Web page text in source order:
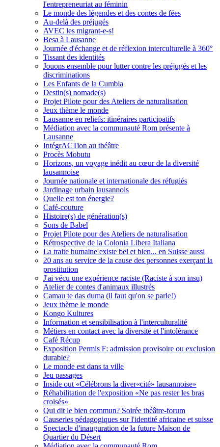
l'entrepreneuriat au féminin
Le monde des légendes et des contes de fées
Au-delà des préjugés
AVEC les migrant-e-s!
Besa à Lausanne
Journée d'échange et de réflexion interculturelle à 360°
Tissant des identités
Jouons ensemble pour lutter contre les préjugés et les
discriminations
Les Enfants de la Cumbia
Destin(s) nomade(s)
Projet Pilote pour des Ateliers de naturalisation
Jeux thème le monde
Lausanne en reliefs: itinéraires participatifs
Médiation avec la communauté Rom présente à
Lausanne
IntégrACTion au théâtre
Procès Mobutu
Horizons, un voyage inédit au cœur de la diversité
lausannoise
Journée nationale et internationale des réfugiés
Jardinage urbain lausannois
Quelle est ton énergie?
Café-couture
Histoire(s) de génération(s)
Sons de Babel
Projet Pilote pour des Ateliers de naturalisation
Rétrospective de la Colonia Libera Italiana
La traite humaine existe bel et bien... en Suisse aussi
20 ans au service de la cause des personnes exerçant la
prostitution
J'ai vécu une expérience raciste (Raciste à son insu)
Atelier de contes d'animaux illustrés
Camau te das duma (il faut qu'on se parle!)
Jeux thème le monde
Kongo Kultures
Information et sensibilisation à l'interculturalité
Métiers en contact avec la diversité et l'intolérance
Café Récup
Exposition Permis F: admission provisoire ou exclusion
durable?
Le monde est dans ta ville
Jeu passages
Inside out «Célébrons la diver«cité» lausannoise»
Réhabilitation de l'exposition «Ne pas rester les bras
croisés»
Qui dit le bien commun? Soirée théâtre-forum
Causeries pédagogiques sur l'identité africaine et suisse
Spectacle d'inauguration de la future Maison de
Quartier du Désert